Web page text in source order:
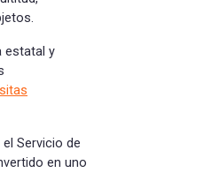
estatal y
Servicio de
en uno